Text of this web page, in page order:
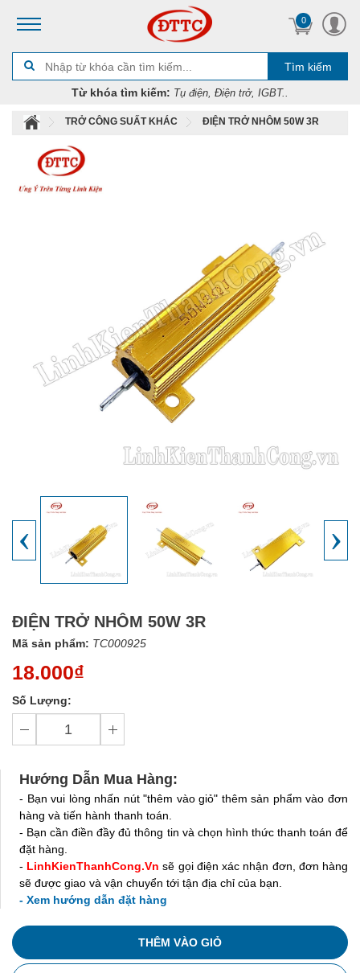
0
Tìm kiếm
Từ khóa tìm kiếm: Tụ điện, Điện trở, IGBT..
TRỞ CÔNG SUẤT KHÁC ĐIỆN TRỞ NHÔM 50W 3R
‹ ›
ĐIỆN TRỞ NHÔM 50W 3R
Mã sản phẩm: TC000925
18.000₫
Số Lượng:
Hướng Dẫn Mua Hàng:
- Bạn vui lòng nhấn nút "thêm vào giỏ" thêm sản phẩm vào đơn
hàng và tiến hành thanh toán.
- Bạn cần điền đầy đủ thông tin và chọn hình thức thanh toán để
đặt hàng.
- LinhKienThanhCong.Vn sẽ gọi điện xác nhận đơn, đơn hàng
sẽ được giao và vận chuyển tới tận địa chỉ của bạn.
- Xem hướng dẫn đặt hàng
THÊM VÀO GIỎ